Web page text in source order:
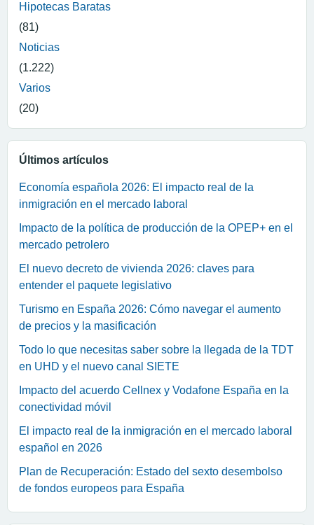
Hipotecas Baratas
(81)
Noticias
(1.222)
Varios
(20)
Últimos artículos
Economía española 2026: El impacto real de la
inmigración en el mercado laboral
Impacto de la política de producción de la OPEP+ en el
mercado petrolero
El nuevo decreto de vivienda 2026: claves para
entender el paquete legislativo
Turismo en España 2026: Cómo navegar el aumento
de precios y la masificación
Todo lo que necesitas saber sobre la llegada de la TDT
en UHD y el nuevo canal SIETE
Impacto del acuerdo Cellnex y Vodafone España en la
conectividad móvil
El impacto real de la inmigración en el mercado laboral
español en 2026
Plan de Recuperación: Estado del sexto desembolso
de fondos europeos para España